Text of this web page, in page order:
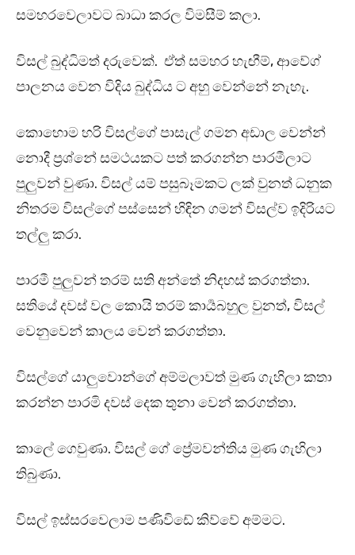
සමහරවෙලාවට බාධා කරල විමසීම් කලා.
විසල් බුද්ධිමත් දරුවෙක්. ඒත් සමහර හැඟීම්, ආවේග්
පාලනය වෙන විදිය බුද්ධිය ට අහු වෙන්නේ නැහැ.
කොහොම හරි විසල්ගේ පාසැල් ගමන අඩාල වෙන්න්
නොදී ප්‍රශ්නේ සමථයකට පත් කරගන්න පාරමීලාට
පුලුවන් වුණා. විසල් යම් පසුබෑමකට ලක් වුනත් ධනුක
නිතරම විසල්ගේ පස්සෙන් හිඳින ගමන් විසල්ව ඉදිරියට
තල්ලු කරා.
පාරමී පුලුවන් තරම් සති අන්තේ නිදහස් කරගත්තා.
සතියේ දවස් වල කොයි තරම් කාර්‍යබහුල වුනත්, විසල්
වෙනුවෙන් කාලය වෙන් කරගත්තා.
විසල්ගේ යාලුවොන්ගේ අම්මලාවත් මුණ ගැහිලා කතා
කරන්න පාරමි දවස් දෙක තුනා වෙන් කරගත්තා.
කාලේ ගෙවුණා. විසල් ගේ ප්‍රේමවන්තිය මුණ ගැහිලා
තිබුණා.
විසල් ඉස්සරවෙලාම පණිවිඩේ කිව්වේ අම්මට.